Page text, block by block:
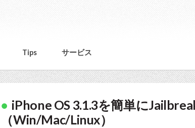
Tips サービス
iPhone OS 3.1.3を簡単に
（Win/Mac/Linux）